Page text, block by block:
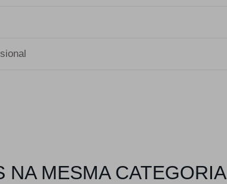
NA MESMA CATEGORIA